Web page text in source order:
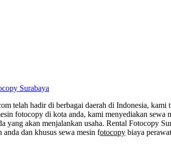
Surabaya
telah hadir di berbagai daerah di Indonesia, kami
fotocopy di kota anda, kami menyediakan sewa
akan menjalankan usaha. Rental Fotocopy
dan khusus sewa mesin fotocopy biaya